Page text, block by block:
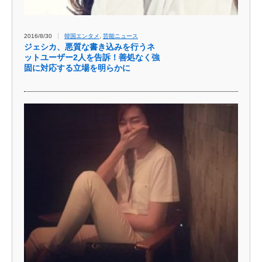
2016/8/30 韓国エンタメ 芸能ニュース
ジェシカ、悪質な書き込みを行うネ
ットユーザー2人を告訴！善処なく強
固に対応する立場を明らかに